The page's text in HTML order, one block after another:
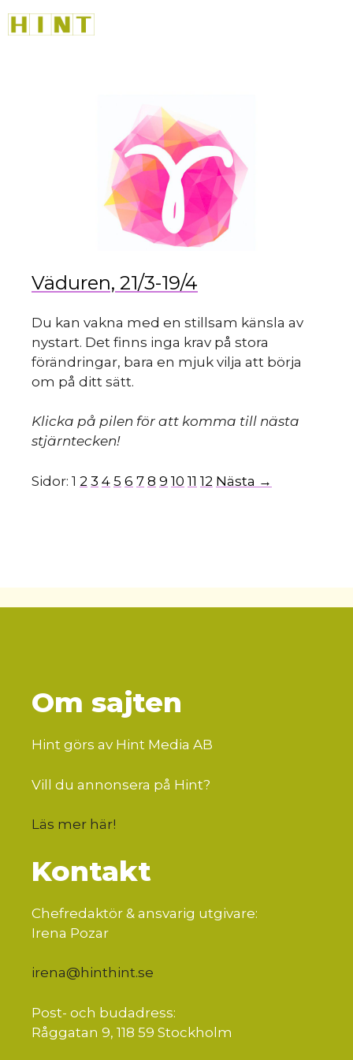
till
Väduren, 21/3-19/4
Du kan vakna med en stillsam känsla av
nystart. Det finns inga krav på stora
förändringar, bara en mjuk vilja att börja
om på ditt sätt.
Klicka på pilen för att komma till nästa
stjärntecken!
Sidor: 1 2 3 4 5 6 7 8 9 10 11 12 Nästa →
Om sajten
Hint görs av Hint Media AB
Vill du annonsera på Hint?
Läs mer här!
Kontakt
Chefredaktör & ansvarig utgivare:
Irena Pozar
irena@hinthint.se
Post- och budadress:
Råggatan 9, 118 59 Stockholm